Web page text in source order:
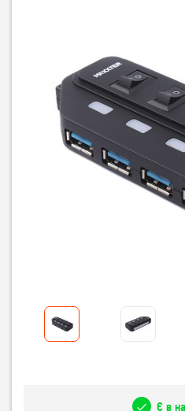
Є в